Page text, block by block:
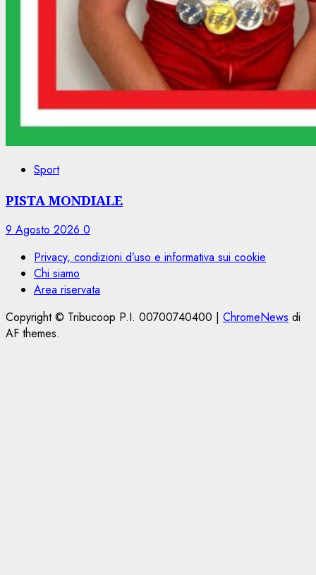
Sport
PISTA MONDIALE
9 Agosto 2026 0
Privacy, condizioni d’uso e informativa sui cookie
Chi siamo
Area riservata
Copyright © Tribucoop P.I. 00700740400 | ChromeNews di
AF themes.